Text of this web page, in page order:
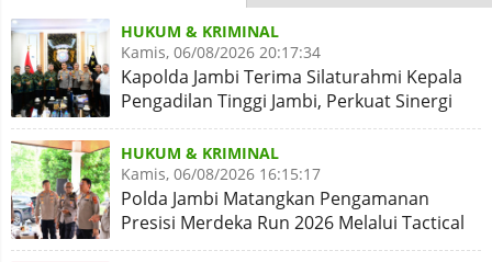
HUKUM & KRIMINAL
Kamis, 06/08/2026 20:17:34
Kapolda Jambi Terima Silaturahmi Kepala
Pengadilan Tinggi Jambi, Perkuat Sinergi
Antar Lembaga
HUKUM & KRIMINAL
Kamis, 06/08/2026 16:15:17
Polda Jambi Matangkan Pengamanan
Presisi Merdeka Run 2026 Melalui Tactical
Floor Game